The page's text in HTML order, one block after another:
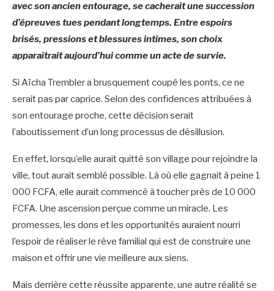
avec son ancien entourage, se cacherait une succession
d’épreuves tues pendant longtemps. Entre espoirs
brisés, pressions et blessures intimes, son choix
apparaîtrait aujourd’hui comme un acte de survie.
Si Aïcha Trembler a brusquement coupé les ponts, ce ne
serait pas par caprice. Selon des confidences attribuées à
son entourage proche, cette décision serait
l’aboutissement d’un long processus de désillusion.
En effet, lorsqu’elle aurait quitté son village pour rejoindre la
ville, tout aurait semblé possible. Là où elle gagnait à peine 1
000 FCFA, elle aurait commencé à toucher près de 10 000
FCFA. Une ascension perçue comme un miracle. Les
promesses, les dons et les opportunités auraient nourri
l’espoir de réaliser le rêve familial qui est de construire une
maison et offrir une vie meilleure aux siens.
Mais derrière cette réussite apparente, une autre réalité se